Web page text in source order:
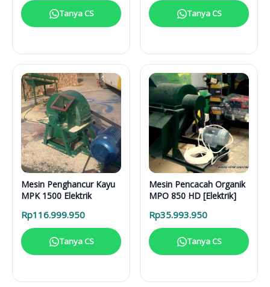
Tanya CS Tanya CS
Mesin Penghancur Kayu
MPK 1500 Elektrik
Rp116.999.950
Tanya CS
Mesin Pencacah Organik
MPO 850 HD [Elektrik]
Rp35.993.950
Tanya CS